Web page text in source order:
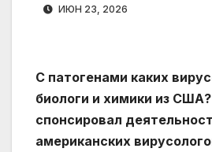
ИЮН 23, 2026
С патогенами каких
биологи и химики из
спонсировал
американских